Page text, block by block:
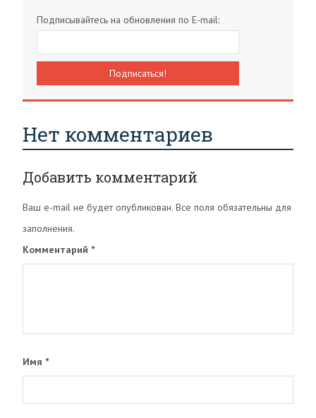
Подписывайтесь на обновления по E-mail:
Нет комментариев
Добавить комментарий
Ваш e-mail не будет опубликован. Все поля обязательны для
заполнения.
Комментарий *
Имя *